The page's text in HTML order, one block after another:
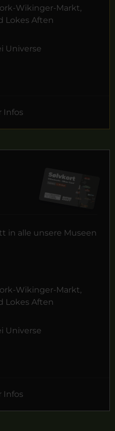
Wikinger-Markt,
Lokes Aften
Universe
Infos
in alle unsere Museen
Wikinger-Markt,
Lokes Aften
Universe
Infos